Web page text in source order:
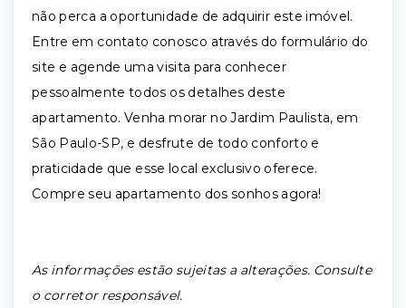
não perca a oportunidade de adquirir este imóvel.
Entre em contato conosco através do formulário do
site e agende uma visita para conhecer
pessoalmente todos os detalhes deste
apartamento. Venha morar no Jardim Paulista, em
São Paulo-SP, e desfrute de todo conforto e
praticidade que esse local exclusivo oferece.
Compre seu apartamento dos sonhos agora!
As informações estão sujeitas a alterações. Consulte
o corretor responsável.